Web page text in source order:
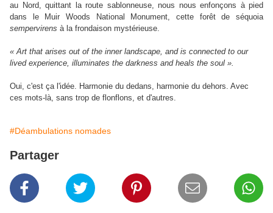
au Nord, quittant la route sablonneuse, nous nous enfonçons à pied
dans le Muir Woods National Monument, cette forêt de séquoia
sempervirens à la frondaison mystérieuse.
« Art that arises out of the inner landscape, and is connected to our
lived experience, illuminates the darkness and heals the soul ».
Oui, c'est ça l'idée. Harmonie du dedans, harmonie du dehors. Avec
ces mots-là, sans trop de flonflons, et d'autres.
#Déambulations nomades
Partager